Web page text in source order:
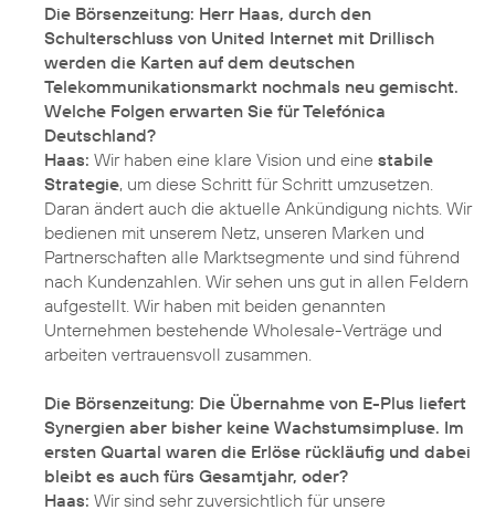
Die Börsenzeitung: Herr Haas, durch den
Schulterschluss von United Internet mit Drillisch
werden die Karten auf dem deutschen
Telekommunikationsmarkt nochmals neu gemischt.
Welche Folgen erwarten Sie für Telefónica
Deutschland?
Haas: Wir haben eine klare Vision und eine stabile
Strategie, um diese Schritt für Schritt umzusetzen.
Daran ändert auch die aktuelle Ankündigung nichts. Wir
bedienen mit unserem Netz, unseren Marken und
Partnerschaften alle Marktsegmente und sind führend
nach Kundenzahlen. Wir sehen uns gut in allen Feldern
aufgestellt. Wir haben mit beiden genannten
Unternehmen bestehende Wholesale-Verträge und
arbeiten vertrauensvoll zusammen.
Die Börsenzeitung: Die Übernahme von E-Plus liefert
Synergien aber bisher keine Wachstumsimpluse. Im
ersten Quartal waren die Erlöse rückläufig und dabei
bleibt es auch fürs Gesamtjahr, oder?
Haas: Wir sind sehr zuversichtlich für unsere